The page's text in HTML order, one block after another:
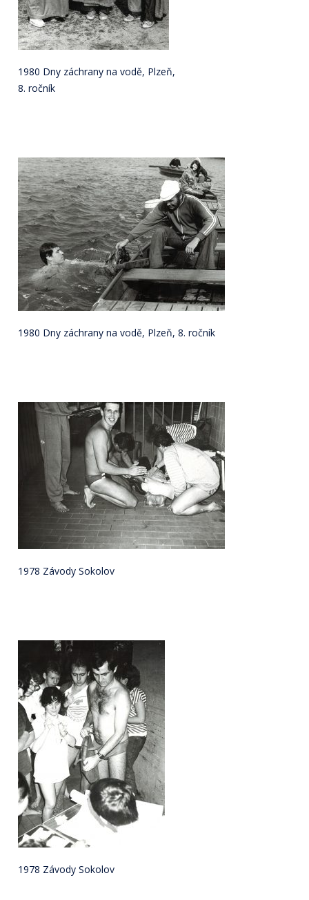
1980 Dny záchrany na vodě, Plzeň,
8. ročník
1980 Dny záchrany na vodě, Plzeň, 8. ročník
1978 Závody Sokolov
1978 Závody Sokolov